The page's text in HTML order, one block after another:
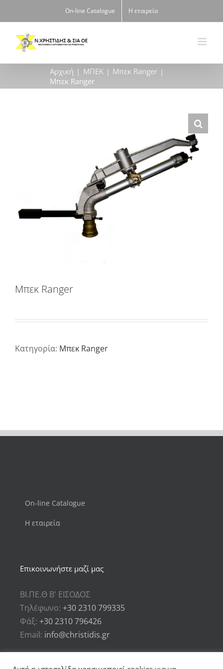
στο
περιεχόμενο
On-line Catalogue Η εταιρεία
Αρχική MΠΕΚ
Μπεκ Ranger
Μπεκ Ranger
Μπεκ Ranger
Κατηγορία: Μπεκ Ranger
On-line Catalogue
Η εταιρεία
Επικοινωνήστε μαζί μας
ΒΙ.ΠΕ.Θ Β' ΕΙΣΟΔΟΣ
Τηλέφωνο: +30 2310 799335
Φάξ: +30 2310 796426
Email: info@christidis.gr